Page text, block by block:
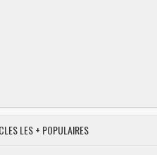
LES + POPULAIRES